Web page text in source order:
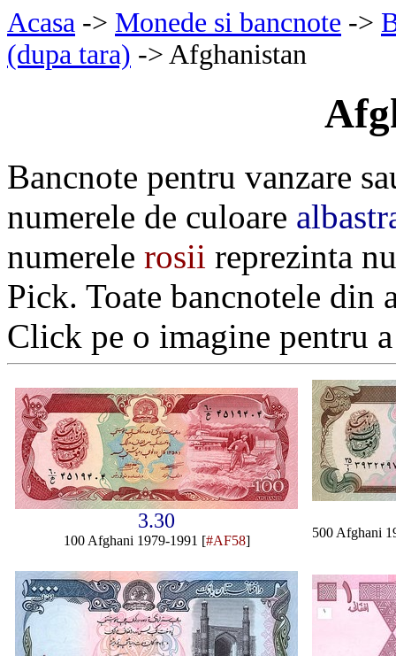
Acasa -> Monede si bancnote ->
(dupa tara) -> Afghanistan
Bancnote pentru vanzare
numerele de culoare
numerele rosii reprezinta
Pick. Toate bancnotele din
Click pe o imagine pentru
3.30
100 Afghani 1979-1991 [#AF58]
500 Afghani